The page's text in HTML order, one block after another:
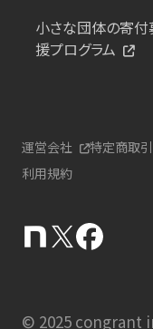
小さな団体の寄
援プログラム
運営会社 特定商取
利用規約
© 2025 congrant